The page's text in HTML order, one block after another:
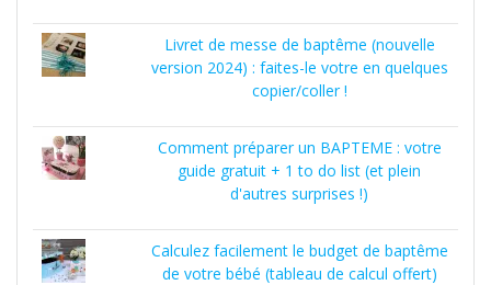
Livret de messe de baptême (nouvelle
version 2024) : faites-le votre en quelques
copier/coller !
Comment préparer un BAPTEME : votre
guide gratuit + 1 to do list (et plein
d'autres surprises !)
Calculez facilement le budget de baptême
de votre bébé (tableau de calcul offert)